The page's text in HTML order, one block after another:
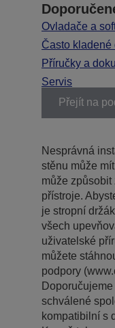
Ovladače a
Často kladené
Příručky a
Servis
Přejít na
Nesprávná
stěnu může
může
přístroje.
je stropní
všech
uživatelské
můžete
podpory
schválené
kompatibilní s